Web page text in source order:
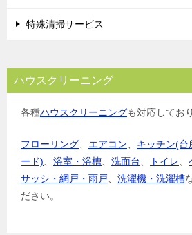
特殊清掃サービス
ハウスクリーニング
各種ハウスクリーニングも対応してお
フローリング、 エアコン、 キッチン(台
ード)、 浴室・浴槽、 洗面台、 トイレ、
サッシ・網戸・雨戸、 洗濯機・洗濯槽
ださい。